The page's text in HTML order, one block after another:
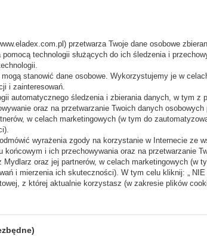
kod QR, aby rozpocząć rozmowę przez
przetwarza Twoje dane osobowe
technologii służących do ich śledzenia i
stanowić dane osobowe. Wykorzystujemy je w
i zainteresowań.
automatycznego śledzenia i zbierania danych, w tym z
oraz na przetwarzanie Twoich danych osobowych
w celach marketingowych (w tym do
wyrażenia zgody na korzystanie w Internecie ze
końcowym i ich przechowywania oraz na przetwarzanie
Mydlarz oraz jej partnerów, w celach marketingowych (w
i mierzenia ich skuteczności). W tym celu kliknij: „
z której aktualnie korzystasz (w zakresie plików